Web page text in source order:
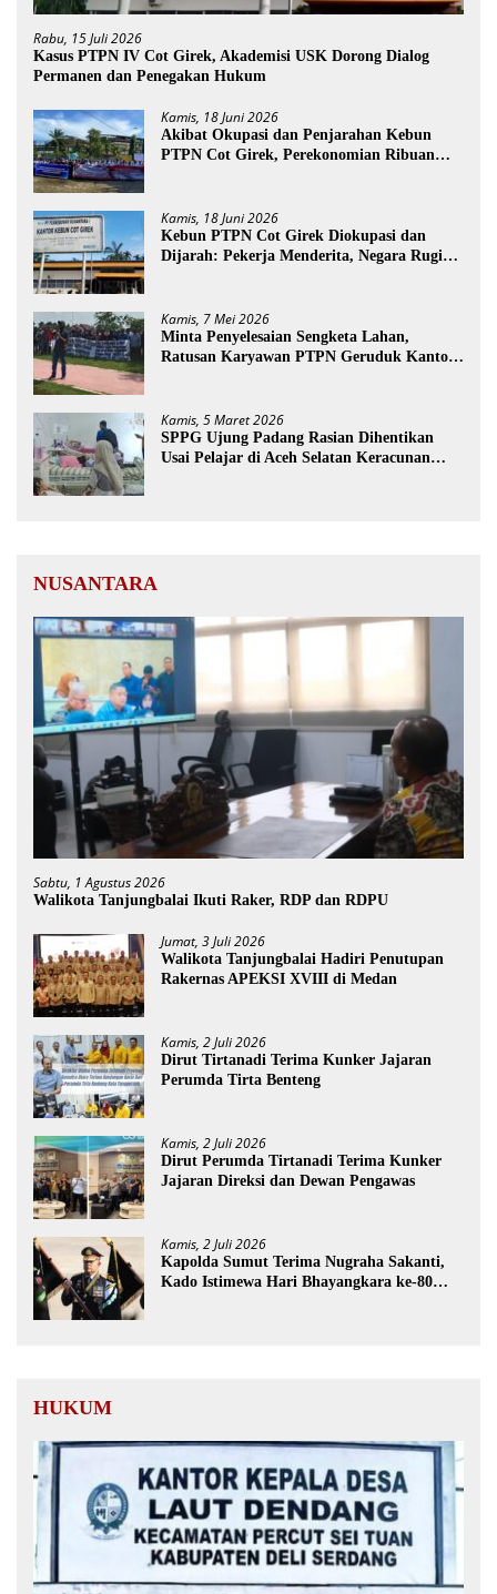
Rabu, 15 Juli 2026
Kasus PTPN IV Cot Girek, Akademisi USK Dorong Dialog
Permanen dan Penegakan Hukum
Kamis, 18 Juni 2026
Akibat Okupasi dan Penjarahan Kebun
PTPN Cot Girek, Perekonomian Ribuan
Kamis, 18 Juni 2026
Kebun PTPN Cot Girek Diokupasi dan
Dijarah: Pekerja Menderita, Negara Rugi
Kamis, 7 Mei 2026
Minta Penyelesaian Sengketa Lahan,
Ratusan Karyawan PTPN Geruduk Kantor
Kamis, 5 Maret 2026
SPPG Ujung Padang Rasian Dihentikan
Usai Pelajar di Aceh Selatan Keracunan
NUSANTARA
Sabtu, 1 Agustus 2026
Walikota Tanjungbalai Ikuti Raker, RDP dan RDPU
Jumat, 3 Juli 2026
Walikota Tanjungbalai Hadiri Penutupan
Rakernas APEKSI XVIII di Medan
Kamis, 2 Juli 2026
Dirut Tirtanadi Terima Kunker Jajaran
Perumda Tirta Benteng
Kamis, 2 Juli 2026
Dirut Perumda Tirtanadi Terima Kunker
Jajaran Direksi dan Dewan Pengawas
Kamis, 2 Juli 2026
Kapolda Sumut Terima Nugraha Sakanti,
Kado Istimewa Hari Bhayangkara ke-80
HUKUM